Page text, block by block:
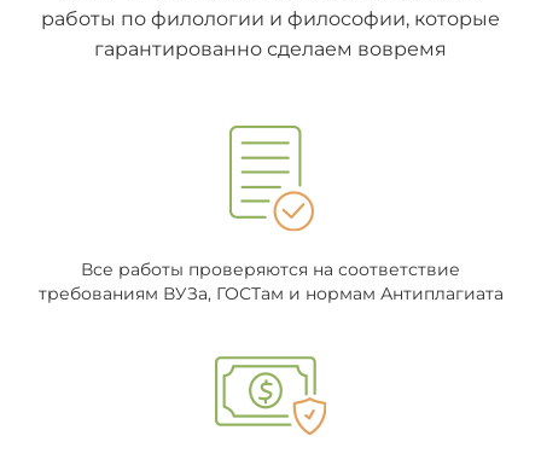
работы по филологии и философии, которые
гарантированно сделаем вовремя
Все работы проверяются на соответствие
требованиям ВУЗа, ГОСТам и нормам Антиплагиата